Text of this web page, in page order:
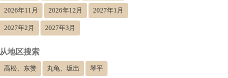
2026年11月 2026年12月 2027年1月
2027年2月 2027年3月
从地区搜索
高松、东赞 丸龟、坂出 琴平